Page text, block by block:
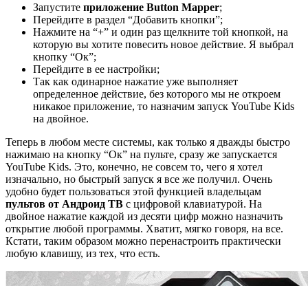
Запустите приложение Button Mapper;
Перейдите в раздел “Добавить кнопки”;
Нажмите на “+” и один раз щелкните той кнопкой, на
которую вы хотите повесить новое действие. Я выбрал
кнопку “Ок”;
Перейдите в ее настройки;
Так как одинарное нажатие уже выполняет
определенное действие, без которого мы не откроем
никакое приложение, то назначим запуск YouTube Kids
на двойное.
Теперь в любом месте системы, как только я дважды быстро
нажимаю на кнопку “Ок” на пульте, сразу же запускается
YouTube Kids. Это, конечно, не совсем то, чего я хотел
изначально, но быстрый запуск я все же получил. Очень
удобно будет пользоваться этой функцией владельцам
пультов от Андроид ТВ с цифровой клавиатурой. На
двойное нажатие каждой из десяти цифр можно назначить
открытие любой программы. Хватит, мягко говоря, на все.
Кстати, таким образом можно перенастроить практически
любую клавишу, из тех, что есть.